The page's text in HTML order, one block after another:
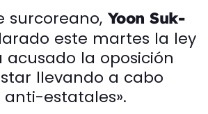
surcoreano, Yoon Suk-
este martes la ley
la oposición
llevando a cabo
anti-estatales».